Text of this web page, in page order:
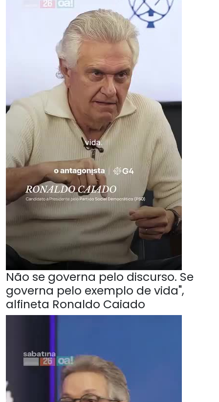
Não se governa pelo discurso. Se
governa pelo exemplo de vida",
alfineta Ronaldo Caiado